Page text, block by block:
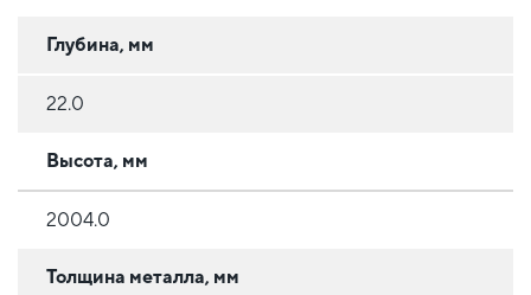
Глубина, мм
22.0
Высота, мм
2004.0
Толщина металла, мм